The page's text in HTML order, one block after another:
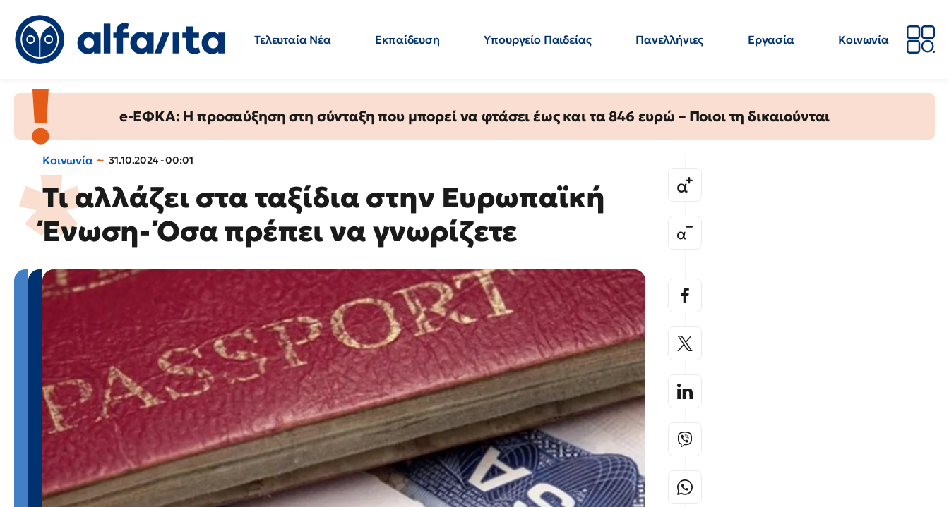
Τελευταία Νέα Εκπαίδευση Υπουργείο Παιδείας Πανελλήνιες Εργασία
Κοινωνία
e-ΕΦΚΑ: Η προσαύξηση στη σύνταξη που μπορεί να φτάσει έως και τα 846 ευρώ – Ποιοι τη δικαιούνται
Κοινωνία 31.10.2024 - 00:01
Τι αλλάζει στα ταξίδια στην Ευρωπαϊκή
Ένωση- Όσα πρέπει να γνωρίζετε